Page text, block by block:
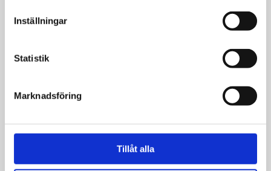
Inställningar
Statistik
Marknadsföring
Tillåt alla
göra genom en liten
Ny Generation firar
skolmission